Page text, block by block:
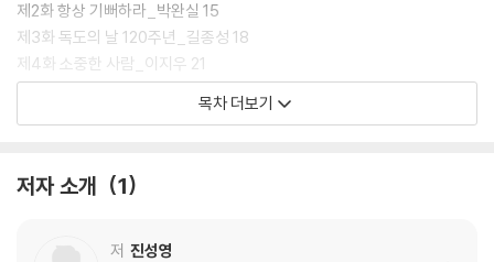
제2화 항상 기뻐하라_박완실 15
제3화 독도의 날 120주년_길종성 18
제4화 소중한 사람_이지우 21
제5화 참 인내_장승성 24
제6화 나아가고자 하면_안세웅 28
제9화 살아있는 한 희망은 있다_오승미 38
제11화 생각대로 이루어진다_김경자 46
목차 더보기
저자 소개 1
저 진성영